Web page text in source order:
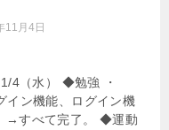
11月4日
4（水） ◆勉強 ・
ン機能、ログイン機
→すべて完了。 ◆運動